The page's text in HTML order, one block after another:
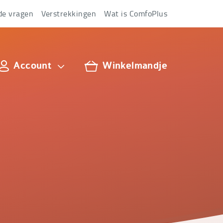
vragen Verstrekkingen Wat is ComfoPlus
Account Winkelmandje